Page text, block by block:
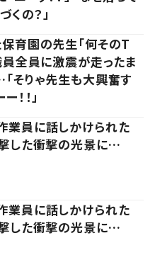
くの？」
育園の先生「何そのT
員全員に激震が走ったま
そりゃ先生も大興奮す
！！」
員に話しかけられた
した衝撃の光景に…
員に話しかけられた
した衝撃の光景に…